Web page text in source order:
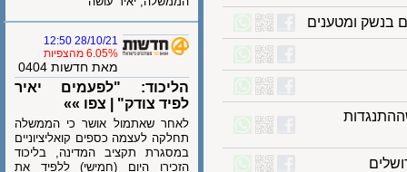
ומטענים
28/10/21 12:50
6.05% מהצפיות
מאת חדשות 0404
הליכוד: "לפעמים יאיר
לפיד צודק" | צפו »»
לאחר שאתמול אושר כי הממשלה
תחלקה לעצמה כספים קואליציוניים
במסגרת תקציב המדינה, בליכוד
הזכירו היום (חמישי) ללפיד את